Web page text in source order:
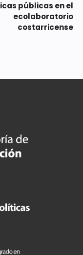
públicas en el
ecolaboratorio
costarricense